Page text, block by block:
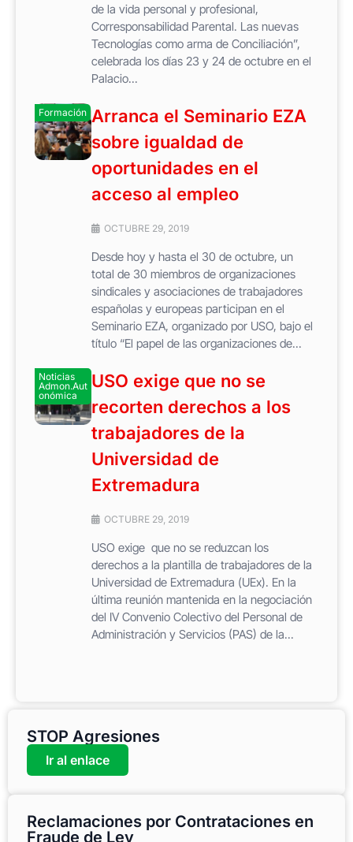
de la vida personal y profesional,
Corresponsabilidad Parental. Las nuevas
Tecnologías como arma de Conciliación”,
celebrada los días 23 y 24 de octubre en el
Palacio...
Formación Arranca el Seminario EZA
sobre igualdad de
oportunidades en el
acceso al empleo
OCTUBRE 29, 2019
Desde hoy y hasta el 30 de octubre, un
total de 30 miembros de organizaciones
sindicales y asociaciones de trabajadores
españolas y europeas participan en el
Seminario EZA, organizado por USO, bajo el
título “El papel de las organizaciones de...
Noticias
Admon.Aut
onómica
USO exige que no se
recorten derechos a los
trabajadores de la
Universidad de
Extremadura
OCTUBRE 29, 2019
USO exige que no se reduzcan los
derechos a la plantilla de trabajadores de la
Universidad de Extremadura (UEx). En la
última reunión mantenida en la negociación
del IV Convenio Colectivo del Personal de
Administración y Servicios (PAS) de la...
STOP Agresiones
Ir al enlace
Reclamaciones por Contrataciones en
Fraude de Ley